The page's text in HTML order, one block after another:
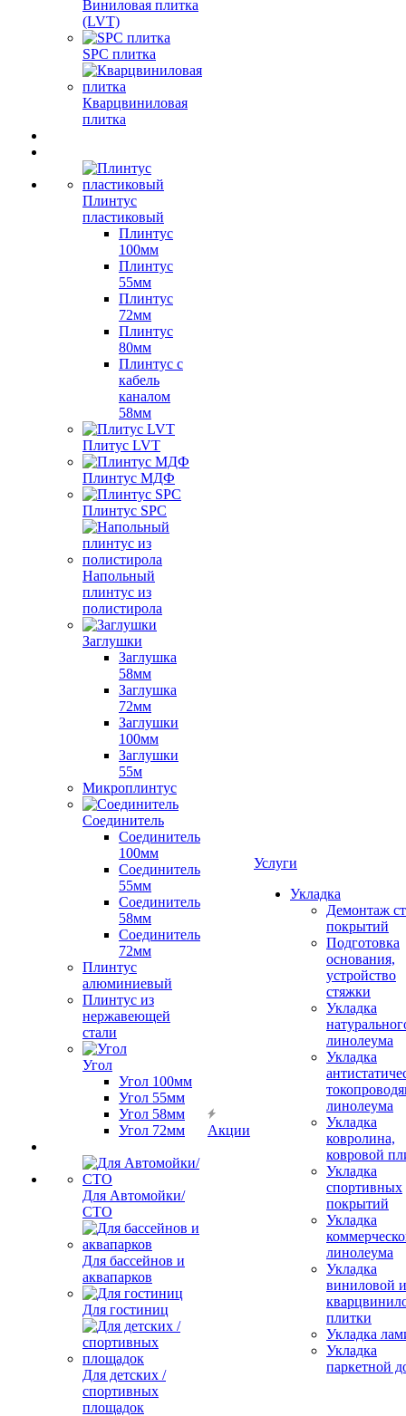
Виниловая плитка
(LVT)
SPC плитка
Кварцвиниловая
плитка
Плинтус
пластиковый
Плинтус
100мм
Плинтус
55мм
Плинтус
72мм
Плинтус
80мм
Плинтус с
кабель
каналом
58мм
Плитус LVT
Плинтус МДФ
Плинтус SPC
Напольный
плинтус из
полистирола
Заглушки
Заглушка
58мм
Заглушка
72мм
Заглушки
100мм
Заглушки
55м
Микроплинтус
Соединитель
Соединитель
100мм
Соединитель
55мм
Соединитель
58мм
Соединитель
72мм
Плинтус
алюминиевый
Плинтус из
нержавеющей
стали
Угол
Угол 100мм
Угол 55мм
Угол 58мм
Угол 72мм
Для Автомойки/
СТО
Для бассейнов и
аквапарков
Для гостиниц
Для детских /
спортивных
площадок
Акции
Услуги
Укладка
Демонтаж
покрытий
Подготовка
основания,
устройство
стяжки
Укладка
линолеума
Укладка
линолеума
Укладка
ковролина,
ковровой
Укладка
спортивных
покрытий
Укладка
линолеума
Укладка
виниловой и
плитки
Укладка
Укладка
паркетной